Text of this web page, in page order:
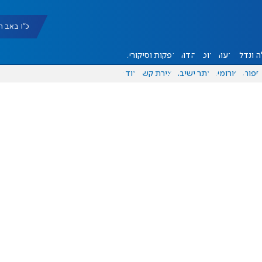
כ"ו באב
ונדל"ן דעות אוכל יהדות הפקות וסיקורים
ספורט פורומים אתר ישיבה יצירת קשר עוד